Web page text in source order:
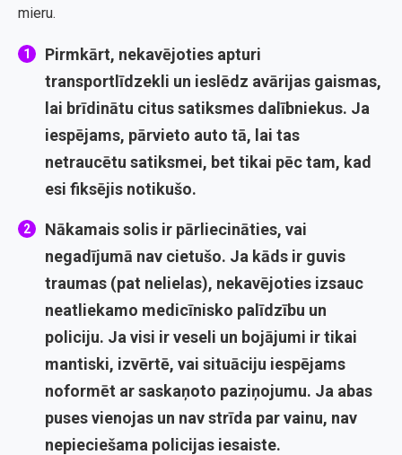
mieru.
Pirmkārt, nekavējoties apturi
transportlīdzekli un ieslēdz avārijas gaismas,
lai brīdinātu citus satiksmes dalībniekus. Ja
iespējams, pārvieto auto tā, lai tas
netraucētu satiksmei, bet tikai pēc tam, kad
esi fiksējis notikušo.
Nākamais solis ir pārliecināties, vai
negadījumā nav cietušo. Ja kāds ir guvis
traumas (pat nelielas), nekavējoties izsauc
neatliekamo medicīnisko palīdzību un
policiju. Ja visi ir veseli un bojājumi ir tikai
mantiski, izvērtē, vai situāciju iespējams
noformēt ar saskaņoto paziņojumu. Ja abas
puses vienojas un nav strīda par vainu, nav
nepieciešama policijas iesaiste.